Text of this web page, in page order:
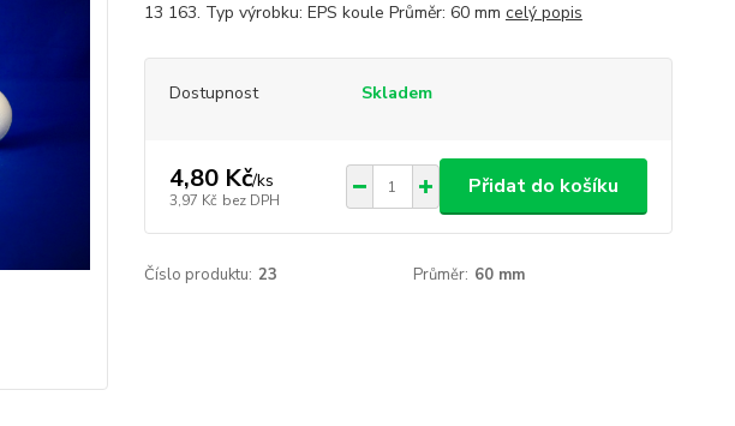
13 163. Typ výrobku: EPS koule Průměr: 60 mm celý popis
Dostupnost Skladem
4,80 Kč/ks
3,97 Kč bez DPH
Přidat do košíku
Číslo produktu: 23 Průměr: 60 mm